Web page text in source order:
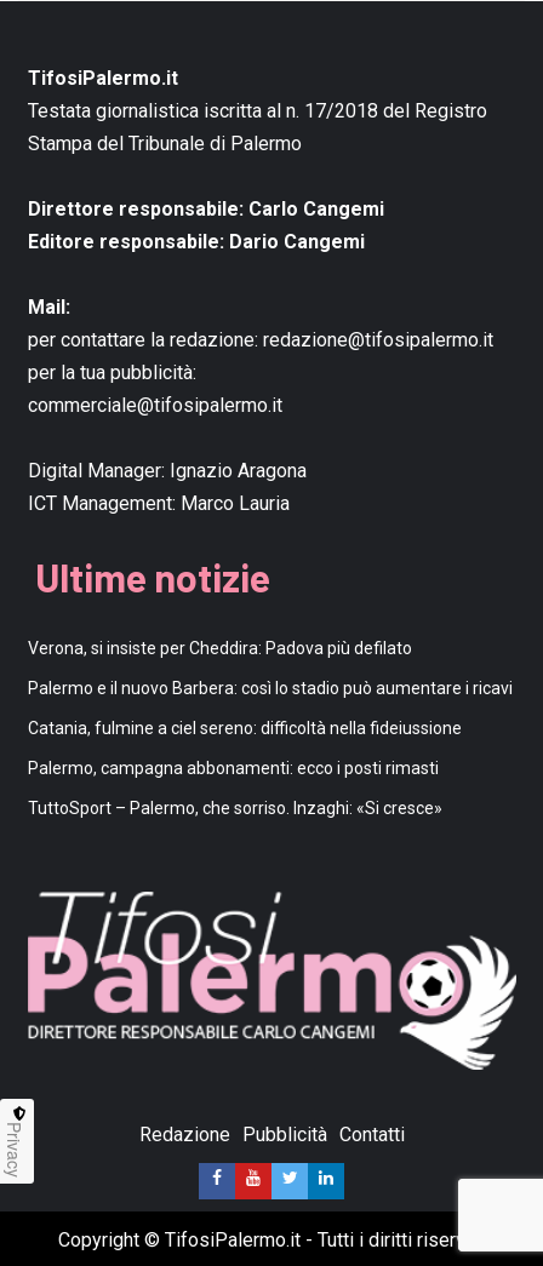
TifosiPalermo.it
Testata giornalistica iscritta al n. 17/2018 del Registro
Stampa del Tribunale di Palermo
Direttore responsabile: Carlo Cangemi
Editore responsabile: Dario Cangemi
Mail:
per contattare la redazione: redazione@tifosipalermo.it
per la tua pubblicità:
commerciale@tifosipalermo.it
Digital Manager: Ignazio Aragona
ICT Management: Marco Lauria
Ultime notizie
Verona, si insiste per Cheddira: Padova più defilato
Palermo e il nuovo Barbera: così lo stadio può aumentare i ricavi
Catania, fulmine a ciel sereno: difficoltà nella fideiussione
Palermo, campagna abbonamenti: ecco i posti rimasti
TuttoSport – Palermo, che sorriso. Inzaghi: «Si cresce»
Redazione Pubblicità Contatti
Copyright © TifosiPalermo.it - Tutti i diritti riservati
Privacy